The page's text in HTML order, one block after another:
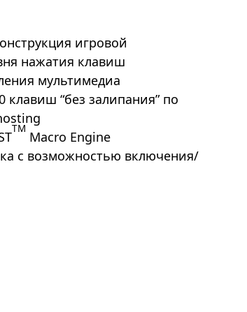
игровой
нажатия клавиш
мультимедиа
“без залипания” по
TM Macro Engine
с возможностью включения/